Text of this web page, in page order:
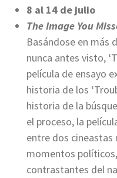
8 al 14 de julio
The Image You
Basándose en más
nunca antes visto,
película de ensayo
historia de los
historia de la
el proceso, la
entre dos
momentos
contrastantes del